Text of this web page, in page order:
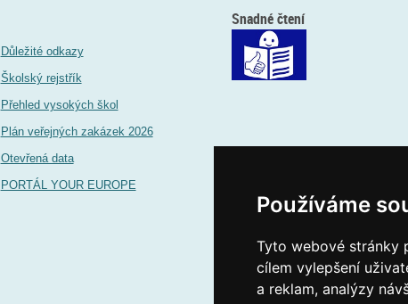
Používáme
Tyto webové stránky
cílem vylepšení
a reklam, analýzy
Důležité odkazy
Školský rejstřík
Přehled vysokých škol
Plán veřejných zakázek 2026
Otevřená data
PORTÁL YOUR EUROPE
Snadné čtení